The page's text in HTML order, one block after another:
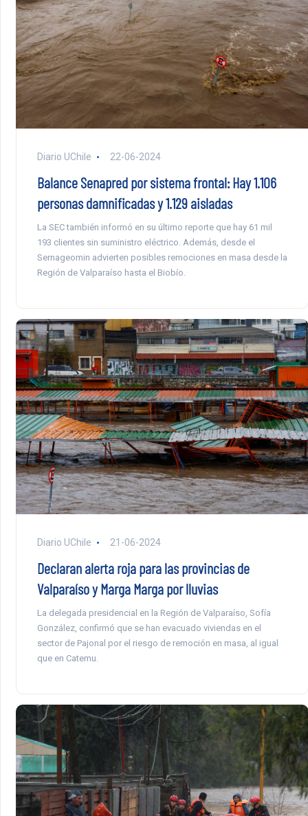
Diario UChile 22-06-2024
Balance Senapred por sistema frontal: Hay 1.106
personas damnificadas y 1.129 aisladas
La SEC también informó en su último reporte que hay 61 mil
193 clientes sin suministro eléctrico. Además, desde el
Sernageomin advierten posibles remociones en masa desde la
Región de Valparaíso hasta el Biobío.
Diario UChile 21-06-2024
Declaran alerta roja para las provincias de
Valparaíso y Marga Marga por lluvias
La delegada presidencial en la Región de Valparaíso, Sofía
González, confirmó que se han evacuado viviendas en el
sector de Pajonal por el riesgo de remoción en masa, al igual
que en Catemu.